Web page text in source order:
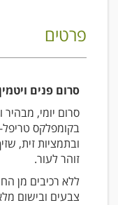
פרטים
סרום פנים
סרום יומי,
בקומפלקס
ובתמציות זית,
זוהר לעור.
צבעים ובישום